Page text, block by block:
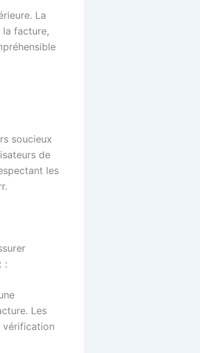
La
facture,
soucieux
de
les
:
Les
vérification